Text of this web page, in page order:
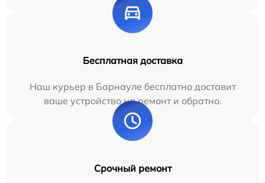
Бесплатная доставка
Наш курьер в Барнауле бесплатно доставит
ваше устройство на ремонт и обратно.
Срочный ремонт